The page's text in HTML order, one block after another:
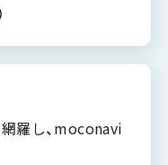
羅し、moconavi